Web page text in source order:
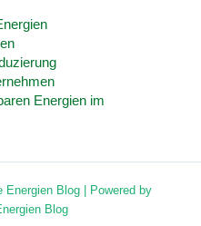
Energien im
Energien Blog | Powered by
Blog